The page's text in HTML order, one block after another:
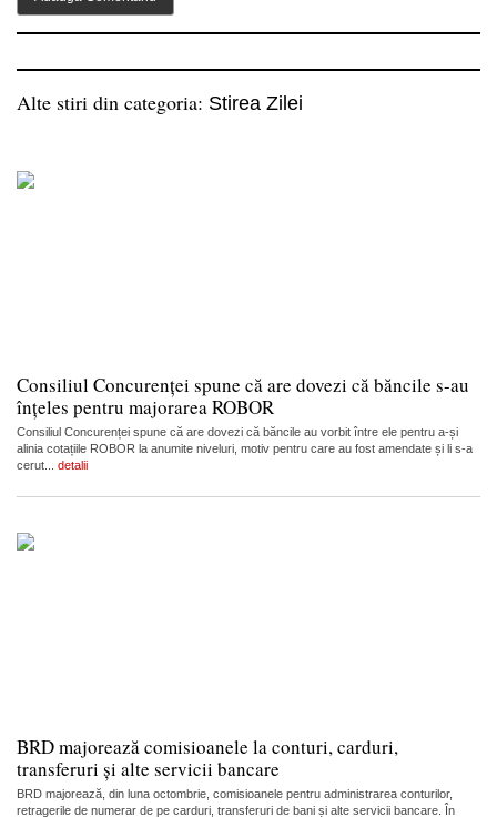
Alte stiri din categoria: Stirea Zilei
Consiliul Concurenței spune că are dovezi că băncile s-au
înțeles pentru majorarea ROBOR
Consiliul Concurenței spune că are dovezi că băncile au vorbit între ele pentru a-și
alinia cotațiile ROBOR la anumite niveluri, motiv pentru care au fost amendate și li s-a
cerut... detalii
BRD majorează comisioanele la conturi, carduri,
transferuri și alte servicii bancare
BRD majorează, din luna octombrie, comisioanele pentru administrarea conturilor,
retragerile de numerar de pe carduri, transferuri de bani și alte servicii bancare. În